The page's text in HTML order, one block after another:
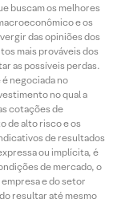
buscam os melhores
e os
das opiniões dos
mais prováveis dos
as possíveis perdas.
é negociada no
no qual a
cotações de
de alto risco e os
de resultados
ou implícita, é
de mercado, o
e do setor
resultar até mesmo